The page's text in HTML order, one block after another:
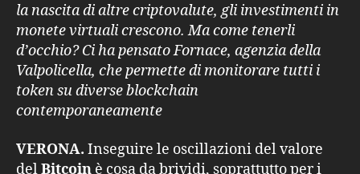
la nascita di altre criptovalute, gli investimenti in
monete virtuali crescono. Ma come tenerli
d’occhio? Ci ha pensato Fornace, agenzia della
Valpolicella, che permette di monitorare tutti i
token su diverse blockchain
contemporaneamente
VERONA. Inseguire le oscillazioni del valore
delBitcoin è cosa da brividi, soprattutto per i